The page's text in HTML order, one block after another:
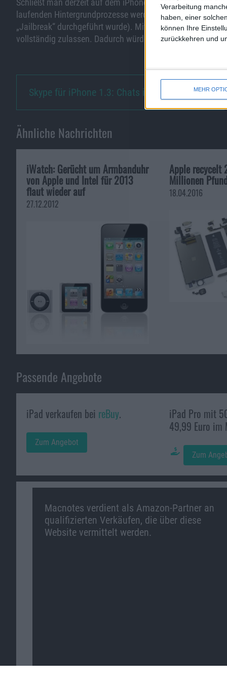
Verarbeitung
haben, einer
können Ihre
zurückkehren und
MEHR
Schließt man derzeit auf dem iPhone oder iPod touch
laufenden Hintergrundprozesse werden beendet
„Jailbreak“ durchgeführt wurde). Mit der Einführung von
vollständig zulassen. Dadurch würden sich für Entwickler
Skype für iPhone 1.3: Chats i…
Ähnliche Nachrichten
iWatch: Gerücht um Armbanduhr
von Apple und Intel für 2013
flaut wieder auf
27.12.2012
Apple recycelt
Millionen
18.04.2016
Passende Angebote
iPad verkaufen bei reBuy.
Zum Angebot
iPad Pro mit
49,99 Euro im
Zum
Macnotes verdient als Amazon-Partner an
qualifizierten Verkäufen, die über diese
Website vermittelt werden.